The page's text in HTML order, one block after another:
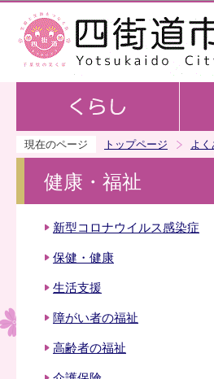
現在のページ トップページ よく
健康・福祉
新型コロナウイルス感染症
保健・健康
生活支援
障がい者の福祉
高齢者の福祉